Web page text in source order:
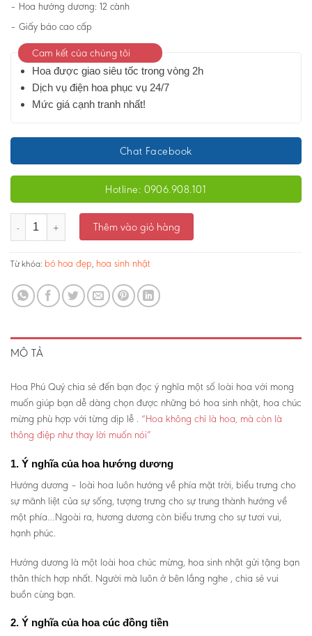
– Hoa hướng dương: 12 cành
– Giấy báo cao cấp
Cam kết của chúng tôi
Hoa được giao siêu tốc trong vòng 2h
Dịch vụ điện hoa phục vụ 24/7
Mức giá cạnh tranh nhất!
Chat Facebook
Hotline: 0906.908.101
Bó hoa hướng dương- Ngày vui nhất - Ms: 2362 số lượng
Thêm vào giỏ hàng
Từ khóa: bó hoa đẹp, hoa sinh nhật
MÔ TẢ
Hoa Phú Quý chia sẻ đến bạn đọc ý nghĩa một số loài hoa với mong
muốn giúp bạn dễ dàng chọn được những bó hoa sinh nhật, hoa chúc
mừng phù hợp với từng dịp lễ . “Hoa không chỉ là hoa, mà còn là
thông điệp như thay lời muốn nói”
1. Ý nghĩa của hoa hướng dương
Hướng dương – loài hoa luôn hướng về phía mặt trời, biểu trưng cho
sự mãnh liệt của sự sống, tượng trưng cho sự trung thành hướng về
một phía…Ngoài ra, hương dương còn biểu trưng cho sự tươi vui,
hạnh phúc.
Hướng dương là một loài hoa chúc mừng, hoa sinh nhật gửi tặng bạn
thân thích hợp nhất. Người mà luôn ở bên lắng nghe , chia sẻ vui
buồn cùng bạn.
2. Ý nghĩa của hoa cúc đồng tiền